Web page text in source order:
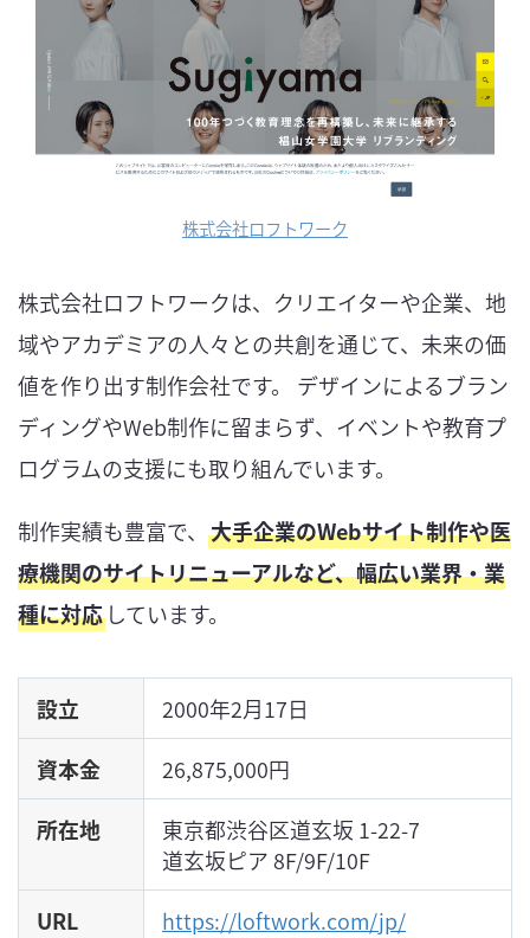
株式会社ロフトワーク
株式会社ロフトワークは、クリエイターや企業、地
域やアカデミアの人々との共創を通じて、未来の価
値を作り出す制作会社です。 デザインによるブラン
ディングやWeb制作に留まらず、イベントや教育プ
ログラムの支援にも取り組んでいます。
制作実績も豊富で、 大手企業のWebサイト制作や医
療機関のサイトリニューアルなど、幅広い業界・業
種に対応 しています。
設立
2000年2月17日
資本金
26,875,000円
所在地
東京都渋谷区道玄坂 1-22-7
道玄坂ピア 8F/9F/10F
URL
https://loftwork.com/jp/